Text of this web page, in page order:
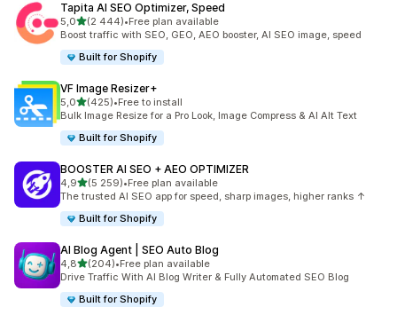
Tapita AI SEO Optimizer, Speed
5,0na 5 gwiazdek
(2 444)
Łączna liczba recenzji: 2444
•Free plan available
Boost traffic with SEO, GEO, AEO booster, AI SEO image, speed
Built for Shopify
VF Image Resizer+
5,0na 5 gwiazdek
(425)
Łączna liczba recenzji: 425
•Free to install
Bulk Image Resize for a Pro Look, Image Compress & AI Alt Text
Built for Shopify
BOOSTER AI SEO + AEO OPTIMIZER
4,9na 5 gwiazdek
(5 259)
Łączna liczba recenzji: 5259
•Free plan available
The trusted AI SEO app for speed, sharp images, higher ranks ↑
Built for Shopify
AI Blog Agent | SEO Auto Blog
4,8na 5 gwiazdek
(204)
Łączna liczba recenzji: 204
•Free plan available
Drive Traffic With AI Blog Writer & Fully Automated SEO Blog
Built for Shopify